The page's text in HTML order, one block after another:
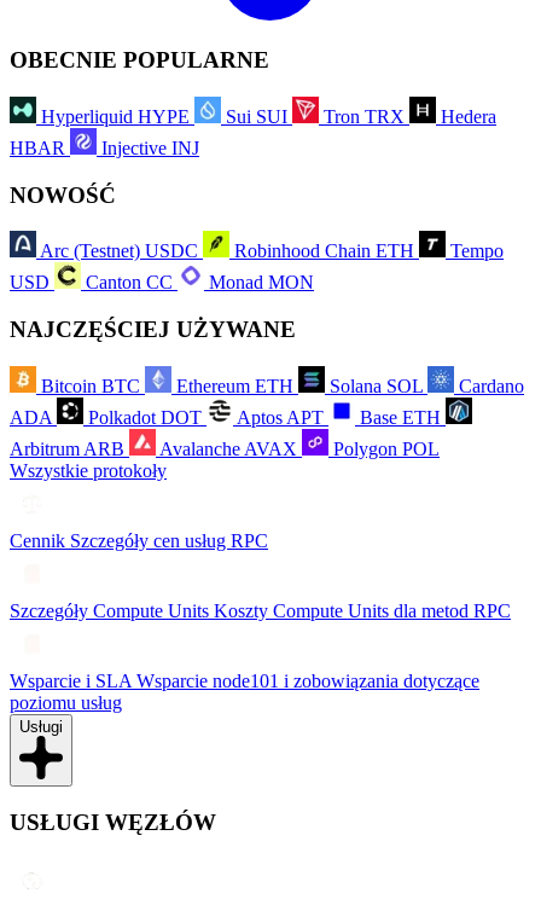
OBECNIE POPULARNE
Hyperliquid HYPE Sui SUI Tron TRX
Hedera
HBAR
Injective INJ
NOWOŚĆ
Arc (Testnet) USDC Robinhood Chain ETH
Tempo
USD
Canton CC Monad MON
NAJCZĘŚCIEJ UŻYWANE
Bitcoin BTC Ethereum ETH Solana SOL
Cardano
ADA
Polkadot DOT Aptos APT Base ETH
Arbitrum ARB Avalanche AVAX Polygon POL
Wszystkie protokoły
Cennik Szczegóły cen usług RPC
Szczegóły Compute Units Koszty Compute Units dla metod RPC
Wsparcie i SLA Wsparcie node101 i zobowiązania dotyczące
poziomu usług
Usługi
USŁUGI WĘZŁÓW